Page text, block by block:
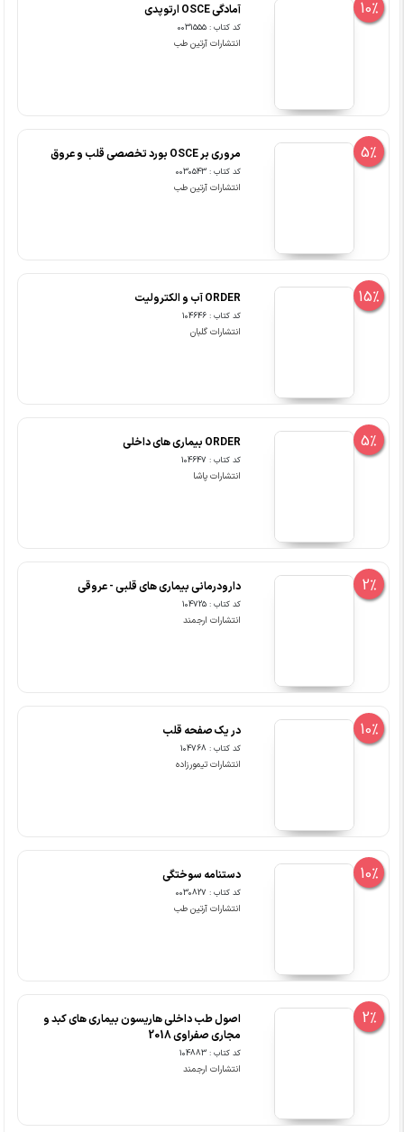
10% آمادگی OSCE ارتوپدی
کد کتاب : 0031555
انتشارات آرتین طب
5% مروری بر OSCE بورد تخصصی قلب و عروق
کد کتاب : 0030543
انتشارات آرتین طب
15% ORDER آب و الکترولیت
کد کتاب : 104646
انتشارات گلبان
5% ORDER بیماری های داخلی
کد کتاب : 104647
انتشارات پاشا
2% دارودرمانی بیماری های قلبی - عروقی
کد کتاب : 104725
انتشارات ارجمند
10% در یک صفحه قلب
کد کتاب : 104768
انتشارات تیمورزاده
10% دستنامه سوختگی
کد کتاب : 0030827
انتشارات آرتین طب
2%
اصول طب داخلی هاریسون بیماری های کبد و
مجاری صفراوی 2018
کد کتاب : 104883
انتشارات ارجمند